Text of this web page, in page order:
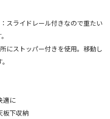
スライドレール付きなので重たい
にストッパー付きを使用。移動し
適に
板下収納